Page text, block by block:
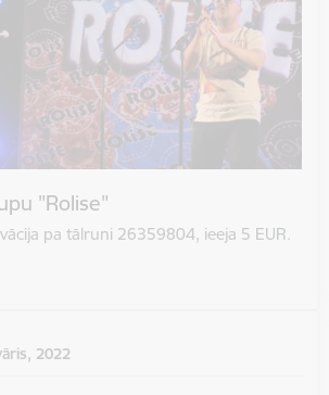
"Rolise"
pa tālruni 26359804, ieeja 5 EUR.
2022